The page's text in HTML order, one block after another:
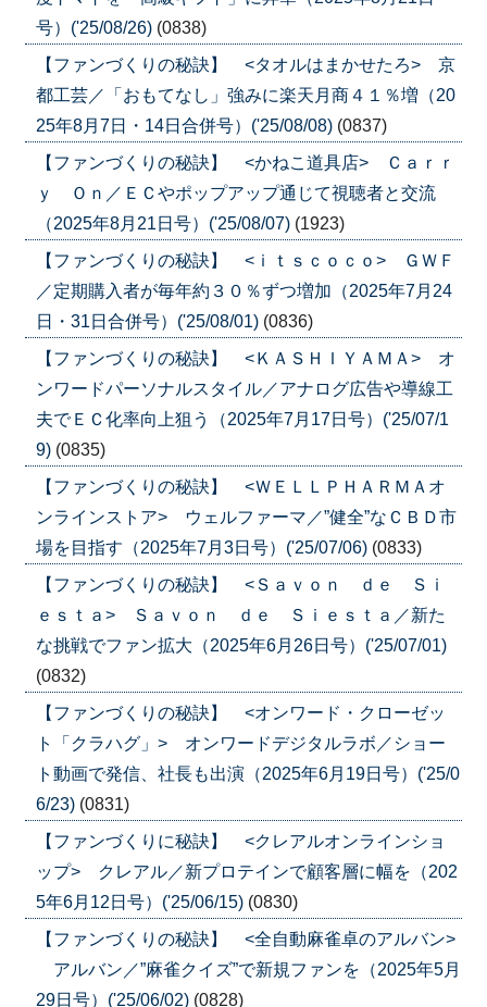
号）('25/08/26) (0838)
【ファンづくりの秘訣】 <タオルはまかせたろ> 京
都工芸／「おもてなし」強みに楽天月商４１％増（20
25年8月7日・14日合併号）('25/08/08) (0837)
【ファンづくりの秘訣】 <かねこ道具店> Ｃａｒｒ
ｙ Ｏｎ／ＥＣやポップアップ通じて視聴者と交流
（2025年8月21日号）('25/08/07) (1923)
【ファンづくりの秘訣】 <ｉｔｓｃｏｃｏ> ＧＷＦ
／定期購入者が毎年約３０％ずつ増加（2025年7月24
日・31日合併号）('25/08/01) (0836)
【ファンづくりの秘訣】 <ＫＡＳＨＩＹＡＭＡ> オ
ンワードパーソナルスタイル／アナログ広告や導線工
夫でＥＣ化率向上狙う（2025年7月17日号）('25/07/1
9) (0835)
【ファンづくりの秘訣】 <ＷＥＬＬＰＨＡＲＭＡオ
ンラインストア> ウェルファーマ／”健全”なＣＢＤ市
場を目指す（2025年7月3日号）('25/07/06) (0833)
【ファンづくりの秘訣】 <Ｓａｖｏｎ ｄｅ Ｓｉ
ｅｓｔａ> Ｓａｖｏｎ ｄｅ Ｓｉｅｓｔａ／新た
な挑戦でファン拡大（2025年6月26日号）('25/07/01)
(0832)
【ファンづくりの秘訣】 <オンワード・クローゼッ
ト「クラハグ」> オンワードデジタルラボ／ショー
ト動画で発信、社長も出演（2025年6月19日号）('25/0
6/23) (0831)
【ファンづくりに秘訣】 <クレアルオンラインショ
ップ> クレアル／新プロテインで顧客層に幅を（202
5年6月12日号）('25/06/15) (0830)
【ファンづくりの秘訣】 <全自動麻雀卓のアルバン>
アルバン／”麻雀クイズ”で新規ファンを（2025年5月
29日号）('25/06/02) (0828)